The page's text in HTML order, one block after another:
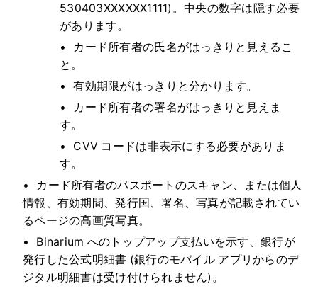
530403XXXXXX1111)。中央の数字は隠す必要
があります。
カード所有者の氏名がはっきりと見えるこ
と。
有効期限がはっきりと分かります。
カード所有者の署名がはっきりと見えま
す。
CVV コードは非表示にする必要がありま
す。
カード所有者のパスポートのスキャン、または個人
情報、有効期間、発行国、署名、写真が記載されてい
るページの高画質写真。
Binarium へのトップアップ支払いを示す、銀行が
発行した公式明細書 (銀行のモバイル アプリからのデ
ジタル明細書は受け付けられません)。